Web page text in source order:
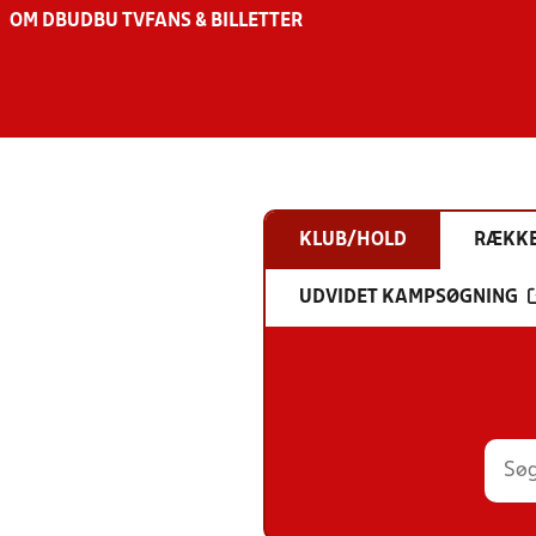
OM DBU DBU TV FANS & BILLETTER
KLUB/HOLD
UDVIDET KAMPSØGNING